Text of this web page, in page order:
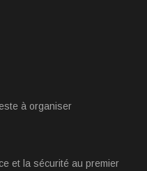
à organiser
et la sécurité au premier